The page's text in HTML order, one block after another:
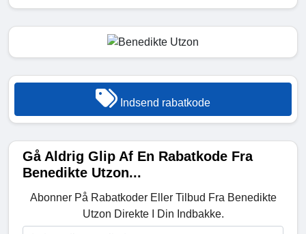
Indsend rabatkode
Gå Aldrig Glip Af En Rabatkode Fra
Benedikte Utzon...
Abonner På Rabatkoder Eller Tilbud Fra Benedikte
Utzon Direkte I Din Indbakke.